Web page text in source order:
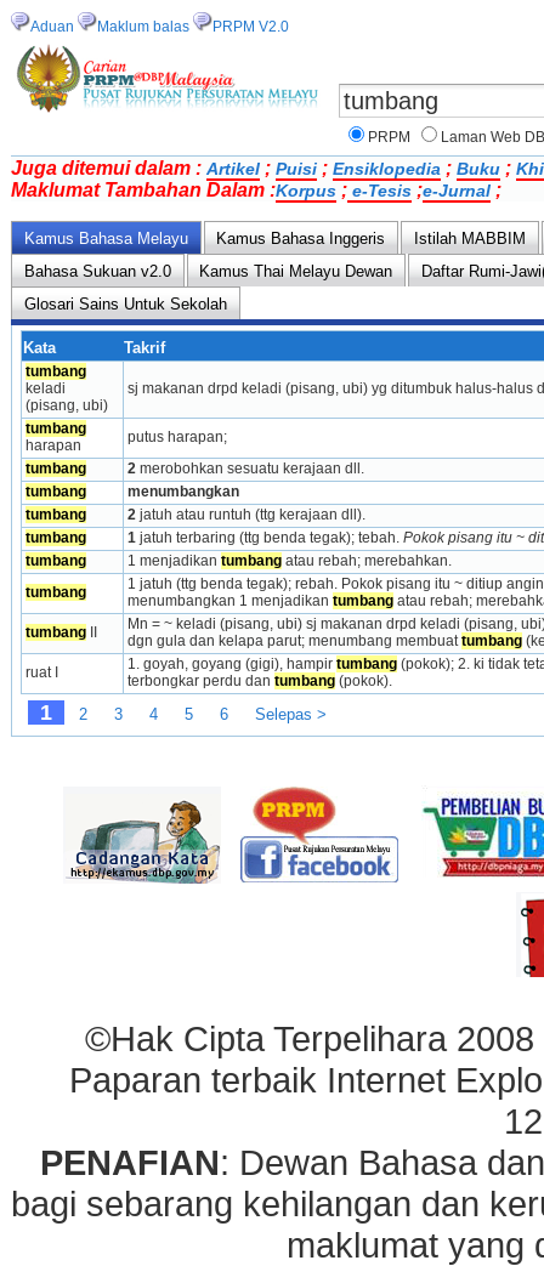
Aduan Maklum balas PRPM V2.0
PRPM Laman Web
Juga ditemui dalam : Artikel ; Puisi ; Ensiklopedia ; Buku ;
Maklumat Tambahan Dalam :Korpus ; e-Tesis ;e-Jurnal ;
Kamus Bahasa Melayu Kamus Bahasa Inggeris
Istilah MABBIM
Bahasa Sukuan v2.0
Kamus Thai Melayu Dewan
Daftar Rumi-
Glosari Sains Untuk Sekolah
Kata Takrif
tumbang
keladi
(pisang, ubi)
sj makanan drpd keladi (pisang, ubi) yg ditum­buk halus-halus
tumbang
harapan
putus harapan;
tumbang
2 merobohkan sesuatu kerajaan dll.
tumbang
menumbangkan
tumbang
2 jatuh atau runtuh (ttg kerajaan dll).
tumbang
1 jatuh terbaring (ttg benda tegak); tebah. Pokok pisang itu ~
tumbang
1 menjadikan tumbang atau rebah; merebahkan.
tumbang
1 jatuh (ttg benda tegak); rebah. Pokok pisang itu ~ ditiup
menumbangkan 1 menjadikan tumbang atau rebah;
tumbang II
Mn = ~ keladi (pisang, ubi) sj makanan drpd keladi (pisang,
dgn gula dan kelapa parut; menumbang membuat tumbang
ruat I
1. goyah, goyang (gigi), hampir tumbang (pokok); 2. ki tidak
terbongkar perdu dan tumbang (pokok).
1 2 3 4 5 6 Selepas >
©Hak Cipta Terpelihara
Paparan terbaik Internet
PENAFIAN: Dewan Bahasa
bagi sebarang kehilangan dan
maklumat yang